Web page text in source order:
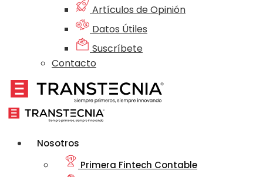
Artículos de Opinión
Datos Útiles
Suscríbete
Contacto
Nosotros
Primera Fintech Contable